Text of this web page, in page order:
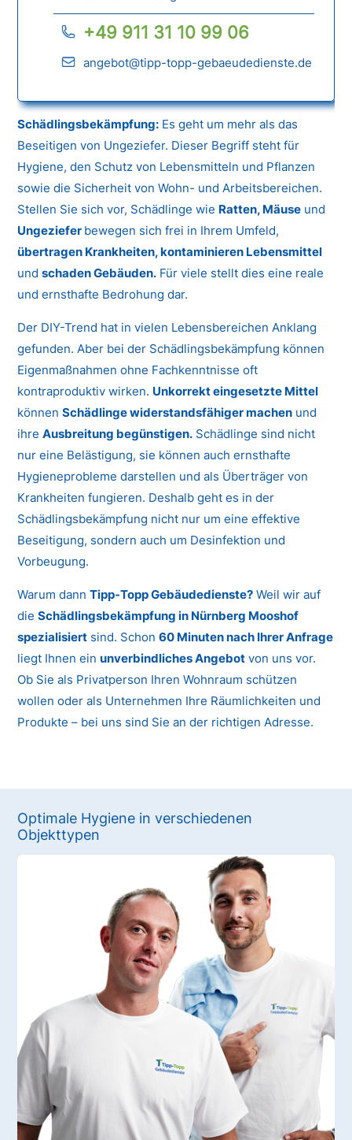
+49 911 31 10 99 06
angebot@tipp-topp-gebaeudedienste.de
Schädlingsbekämpfung: Es geht um mehr als das
Beseitigen von Ungeziefer. Dieser Begriff steht für
Hygiene, den Schutz von Lebensmitteln und Pflanzen
sowie die Sicherheit von Wohn- und Arbeitsbereichen.
Stellen Sie sich vor, Schädlinge wie Ratten, Mäuse und
Ungeziefer bewegen sich frei in Ihrem Umfeld,
übertragen Krankheiten, kontaminieren Lebensmittel
undschaden Gebäuden. Für viele stellt dies eine reale
und ernsthafte Bedrohung dar.
Der DIY-Trend hat in vielen Lebensbereichen Anklang
gefunden. Aber bei der Schädlingsbekämpfung können
Eigenmaßnahmen ohne Fachkenntnisse oft
kontraproduktiv wirken. Unkorrekt eingesetzte Mittel
könnenSchädlinge widerstandsfähiger machen und
ihreAusbreitung begünstigen. Schädlinge sind nicht
nur eine Belästigung, sie können auch ernsthafte
Hygieneprobleme darstellen und als Überträger von
Krankheiten fungieren. Deshalb geht es in der
Schädlingsbekämpfung nicht nur um eine effektive
Beseitigung, sondern auch um Desinfektion und
Vorbeugung.
Warum dannTipp-Topp Gebäudedienste? Weil wir auf
dieSchädlingsbekämpfung in Nürnberg Mooshof
spezialisiert sind. Schon60 Minuten nach Ihrer Anfrage
liegt Ihnen ein unverbindliches Angebot von uns vor.
Ob Sie als Privatperson Ihren Wohnraum schützen
wollen oder als Unternehmen Ihre Räumlichkeiten und
Produkte – bei uns sind Sie an der richtigen Adresse.
Optimale Hygiene in verschiedenen
Objekttypen